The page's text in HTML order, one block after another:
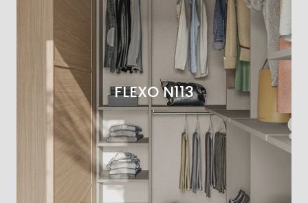
FLEXO N113